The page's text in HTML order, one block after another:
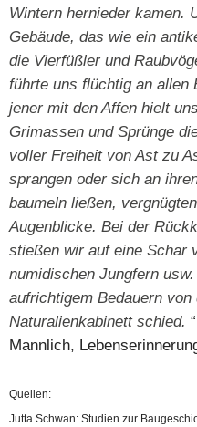
Wintern hernieder­ kamen.
Gebäude, das wie ein
die Vierfüßler und
führte uns flüchtig an allen
jener mit den Affen hielt
Grimassen und Sprünge
voller Freiheit von Ast zu
sprangen oder sich an
baumeln ließen,
Augenblicke. Bei der
stießen wir auf eine Schar
numidischen Jungfern
aufrichtigem Bedauern von
Naturalienkabinett schied.
Mannlich,
Quellen:
Jutta Schwan: Studien zur